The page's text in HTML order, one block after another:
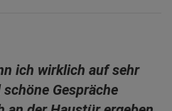
ich wirklich auf sehr
Gespräche